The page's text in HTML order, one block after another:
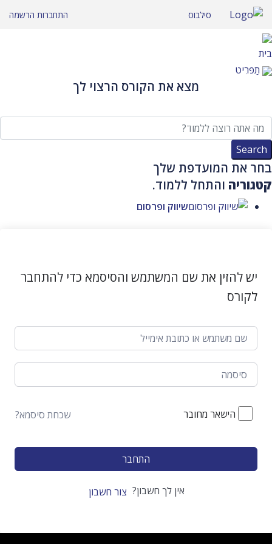
דלג
סילבוס התחברות הרשמה
בית
תַפרִיט
מצא את הקורס הרצוי לך
בחר את המועדפת שלך
קטגוריה והתחל ללמוד.
שיווק ופרסום
יש להזין את שם המשתמש והסיסמא כדי להתחבר
לקורס
הישאר מחובר שכחת סיסמא?
התחבר
אין לך חשבון? צור חשבון